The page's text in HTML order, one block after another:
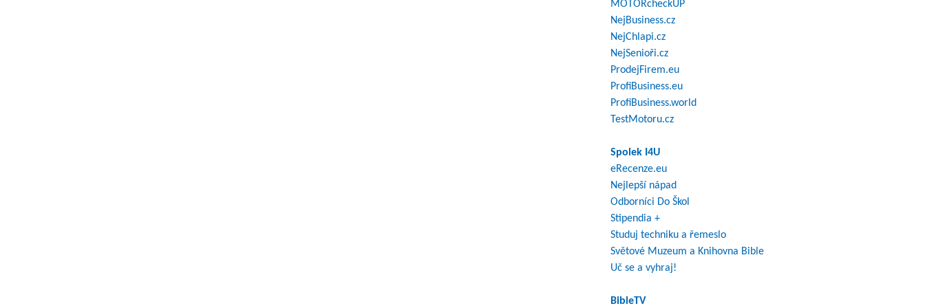
MOTORcheckUP
NejBusiness.cz
NejChlapi.cz
NejSenioři.cz
ProdejFirem.eu
ProfiBusiness.eu
ProfiBusiness.world
TestMotoru.cz
Spolek I4U
eRecenze.eu
Nejlepší nápad
Odborníci Do Škol
Stipendia +
Studuj techniku a řemeslo
Světové Muzeum a Knihovna Bible
Uč se a vyhraj!
BibleTV